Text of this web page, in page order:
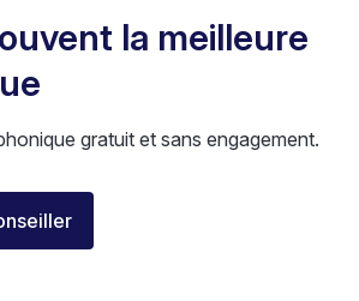
la meilleure
gratuit et sans engagement.